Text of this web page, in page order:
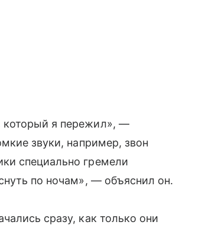
я пережил», —
звуки, например, звон
специально гремели
по ночам», — объяснил он.
сразу, как только они